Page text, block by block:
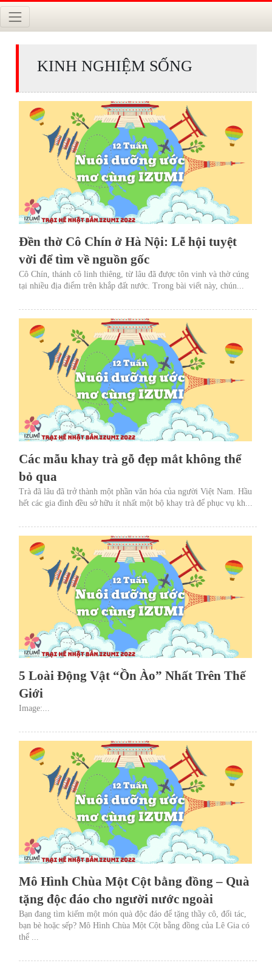
KINH NGHIỆM SỐNG
Đền thờ Cô Chín ở Hà Nội: Lễ hội tuyệt
vời để tìm về nguồn gốc
Cô Chín, thánh cô linh thiêng, từ lâu đã được tôn vinh và thờ cúng
tại nhiều địa điểm trên khắp đất nước. Trong bài viết này, chún...
Các mẫu khay trà gỗ đẹp mắt không thể
bỏ qua
Trà đã lâu đã trở thành một phần văn hóa của người Việt Nam. Hầu
hết các gia đình đều sở hữu ít nhất một bộ khay trà để phục vụ kh...
5 Loài Động Vật “Ồn Ào” Nhất Trên Thế
Giới
Image:...
Mô Hình Chùa Một Cột bằng đồng – Quà
tặng độc đáo cho người nước ngoài
Bạn đang tìm kiếm một món quà độc đáo để tặng thầy cô, đối tác,
bạn bè hoặc sếp? Mô Hình Chùa Một Cột bằng đồng của Lê Gia có
thể ...